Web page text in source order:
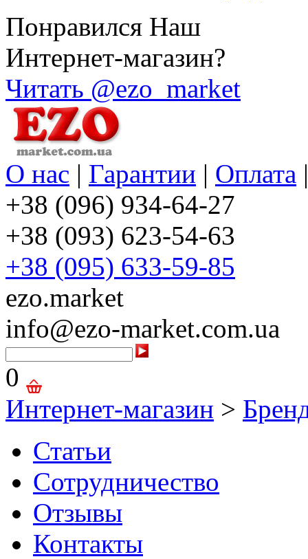
Понравился Наш
Интернет-магазин?
Читать @ezo_market
О нас | Гарантии | Оплата
+38 (096) 934-64-27
+38 (093) 623-54-63
+38 (095) 633-59-85
ezo.market
info@ezo-market.com.ua
0
Интернет-магазин >
Статьи
Сотрудничество
Отзывы
Контакты